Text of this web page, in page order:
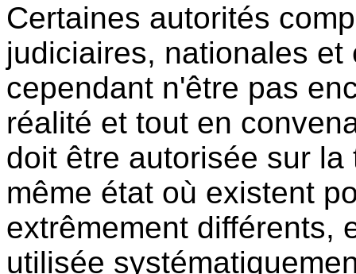
Certaines autorités
judiciaires, nationales
cependant n'être pas
réalité et tout en
doit être autorisée sur
même état où existent
extrêmement différents,
utilisée